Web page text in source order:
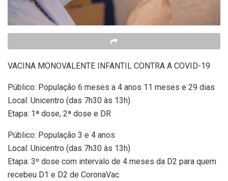
VACINA MONOVALENTE INFANTIL CONTRA A COVID-19
Público: População 6 meses a 4 anos 11 meses e 29 dias
Local: Unicentro (das 7h30 às 13h)
Etapa: 1ª dose, 2ª dose e DR
Público: População 3 e 4 anos
Local: Unicentro (das 7h30 às 13h)
Etapa: 3º dose com intervalo de 4 meses da D2 para quem
recebeu D1 e D2 de CoronaVac